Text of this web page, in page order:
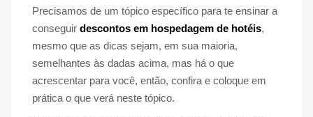
Precisamos de um tópico específico para te ensinar a
conseguir descontos em hospedagem de hotéis,
mesmo que as dicas sejam, em sua maioria,
semelhantes às dadas acima, mas há o que
acrescentar para você, então, confira e coloque em
prática o que verá neste tópico.